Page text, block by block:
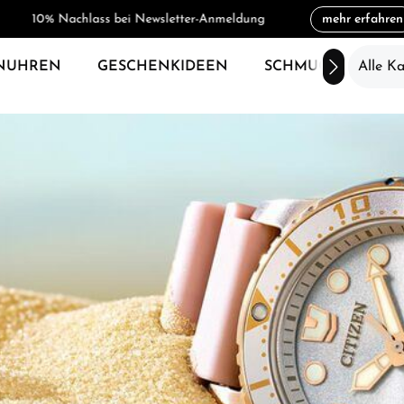
10% Nachlass bei Newsletter-Anmeldung mehr erfahren
GESCHENKIDEEN SCHMUCK Alle